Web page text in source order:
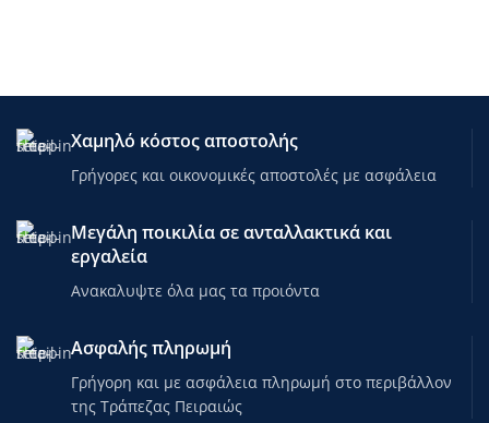
Χαμηλό κόστος αποστολής
Γρήγορες και οικονομικές αποστολές με ασφάλεια
Μεγάλη ποικιλία σε ανταλλακτικά και
εργαλεία
Ανακαλυψτε όλα μας τα προιόντα
Ασφαλής πληρωμή
Γρήγορη και με ασφάλεια πληρωμή στο περιβάλλον
της Τράπεζας Πειραιώς